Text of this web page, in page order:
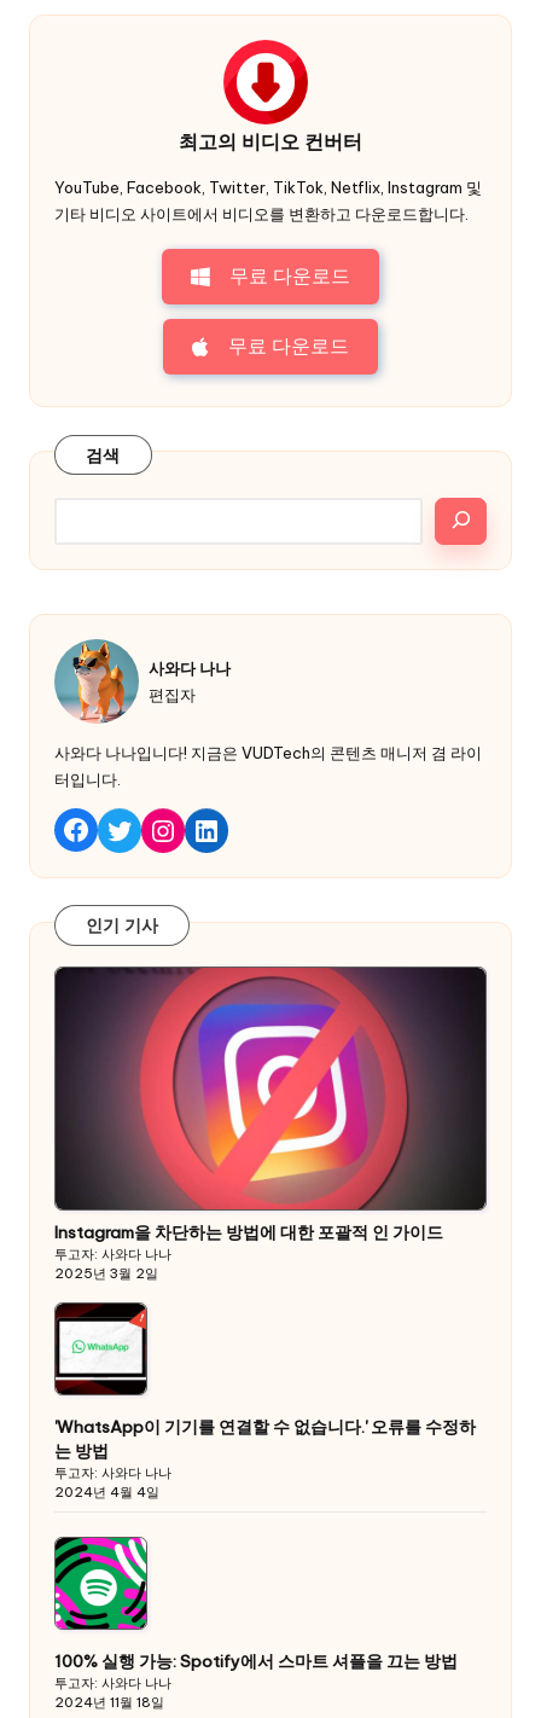
최고의 비디오 컨버터
YouTube, Facebook, Twitter, TikTok, Netflix, Instagram 및
기타 비디오 사이트에서 비디오를 변환하고 다운로드합니다.
무료 다운로드
무료 다운로드
검색
사와다 나나
편집자
사와다 나나입니다! 지금은 VUDTech의 콘텐츠 매니저 겸 라이
터입니다.
페이스북 지저귀다 인스타그램 링크드인
인기 기사
Instagram을 차단하는 방법에 대한 포괄적 인 가이드
투고자: 사와다 나나
2025년 3월 2일
'WhatsApp이 기기를 연결할 수 없습니다.' 오류를 수정하
는 방법
투고자: 사와다 나나
2024년 4월 4일
100% 실행 가능: Spotify에서 스마트 셔플을 끄는 방법
투고자: 사와다 나나
2024년 11월 18일